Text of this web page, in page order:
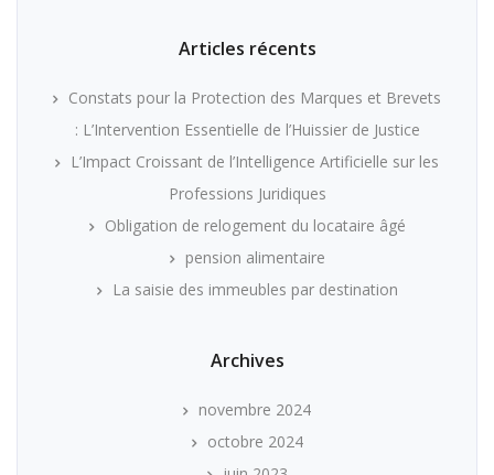
Articles récents
Constats pour la Protection des Marques et Brevets
: L’Intervention Essentielle de l’Huissier de Justice
L’Impact Croissant de l’Intelligence Artificielle sur les
Professions Juridiques
Obligation de relogement du locataire âgé
pension alimentaire
La saisie des immeubles par destination
Archives
novembre 2024
octobre 2024